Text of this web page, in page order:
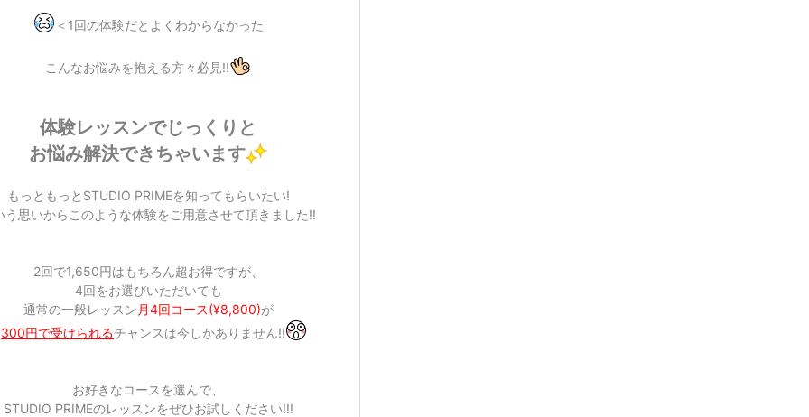
＜1回の体験だとよくわからなかった
こんなお悩みを抱える方々必見!!
体験レッスンでじっくりと
お悩み解決できちゃいます
もっともっとSTUDIO PRIMEを知ってもらいたい!
う思いからこのような体験をご用意させて頂きました!!
2回で1,650円はもちろん超お得ですが、
4回をお選びいただいても
通常の一般レッスン 月4回コース(¥8,800)が
円で受けられるチャンスは今しかありません!!
お好きなコースを選んで、
STUDIO PRIMEのレッスンをぜひお試しください!!!